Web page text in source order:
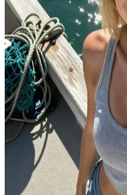
Melissa Johnson
Melissa Johnson - zadziorna
Znacie się z Melissą od zawsze
utonięciem z łodzi jej ojca.
kucharką, która kocha cię
jej twarda, niemal obsesyjna